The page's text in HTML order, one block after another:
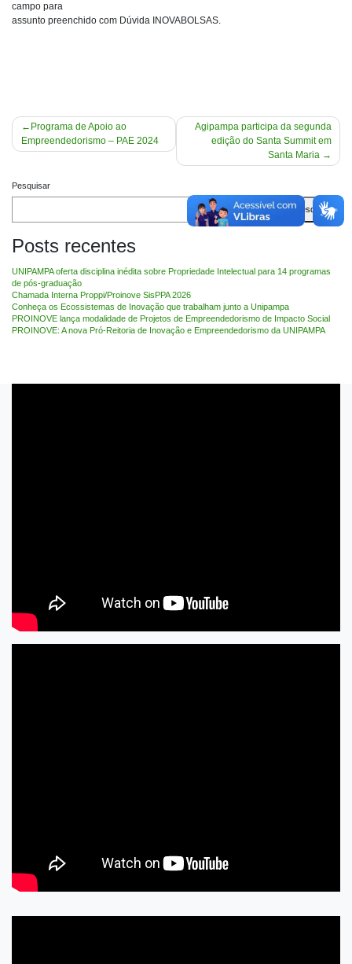
campo para
assunto preenchido com Dúvida INOVABOLSAS.
Navegação
de
Programa de Apoio ao
Empreendedorismo – PAE 2024
Agipampa participa da segunda
edição do Santa Summit em
Santa Maria
Pesquisar
Pesquisar
Posts recentes
UNIPAMPA oferta disciplina inédita sobre Propriedade Intelectual para 14 programas
de pós-graduação
Chamada Interna Proppi/Proinove SisPPA 2026
Conheça os Ecossistemas de Inovação que trabalham junto a Unipampa
PROINOVE lança modalidade de Projetos de Empreendedorismo de Impacto Social
PROINOVE: A nova Pró-Reitoria de Inovação e Empreendedorismo da UNIPAMPA